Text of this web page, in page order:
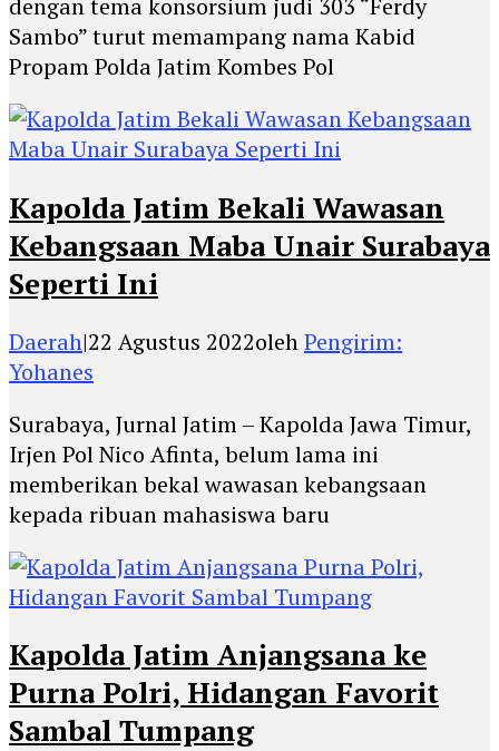
dengan tema konsorsium judi 303 “Ferdy
Sambo” turut memampang nama Kabid
Propam Polda Jatim Kombes Pol
Kapolda Jatim Bekali Wawasan
Kebangsaan Maba Unair Surabaya
Seperti Ini
Daerah|22 Agustus 2022olehPengirim:
Yohanes
Surabaya, Jurnal Jatim – Kapolda Jawa Timur,
Irjen Pol Nico Afinta, belum lama ini
memberikan bekal wawasan kebangsaan
kepada ribuan mahasiswa baru
Kapolda Jatim Anjangsana ke
Purna Polri, Hidangan Favorit
Sambal Tumpang